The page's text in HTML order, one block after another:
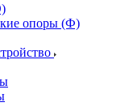
опоры (Ф)